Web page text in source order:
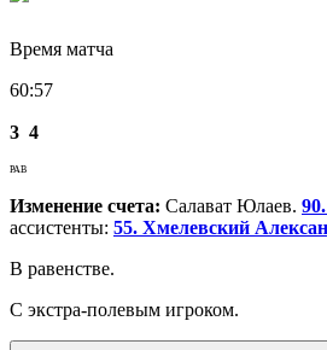
Время матча
60:57
3 4
РАВ
Изменение счета: Салават Юлаев.
ассистенты: 55. Хмелевский
В равенстве.
С экстра-полевым игроком.